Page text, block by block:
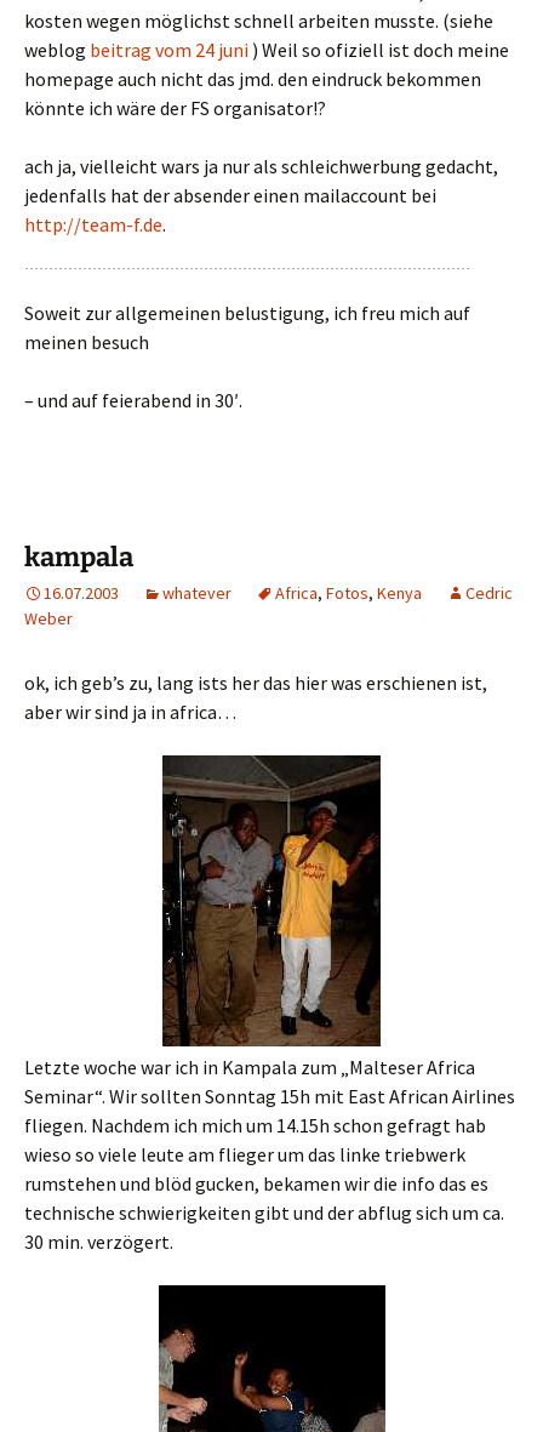
kosten wegen möglichst schnell arbeiten musste. (siehe
weblog beitrag vom 24 juni ) Weil so ofiziell ist doch meine
homepage auch nicht das jmd. den eindruck bekommen
könnte ich wäre der FS organisator!?
ach ja, vielleicht wars ja nur als schleichwerbung gedacht,
jedenfalls hat der absender einen mailaccount bei
http://team-f.de.
Soweit zur allgemeinen belustigung, ich freu mich auf
meinen besuch
– und auf feierabend in 30′.
kampala
16.07.2003 whatever Africa, Fotos, Kenya
Cedric
Weber
ok, ich geb’s zu, lang ists her das hier was erschienen ist,
aber wir sind ja in africa…
Letzte woche war ich in Kampala zum „Malteser Africa
Seminar“. Wir sollten Sonntag 15h mit East African Airlines
fliegen. Nachdem ich mich um 14.15h schon gefragt hab
wieso so viele leute am flieger um das linke triebwerk
rumstehen und blöd gucken, bekamen wir die info das es
technische schwierigkeiten gibt und der abflug sich um ca.
30 min. verzögert.